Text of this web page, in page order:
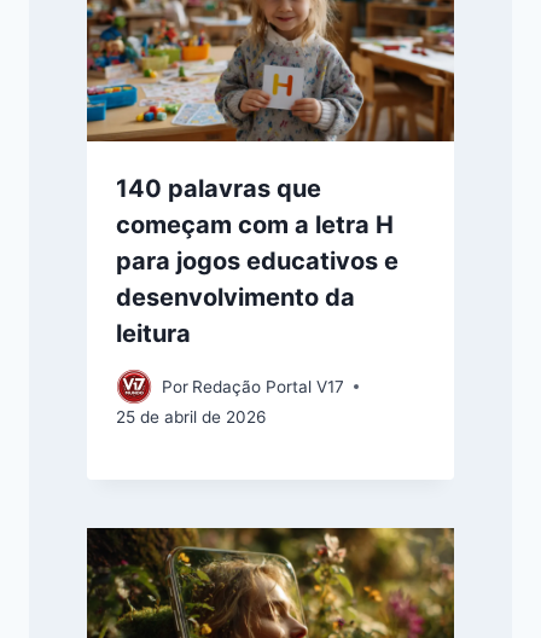
140 palavras que
começam com a letra H
para jogos educativos e
desenvolvimento da
leitura
Por Redação Portal V17
25 de abril de 2026